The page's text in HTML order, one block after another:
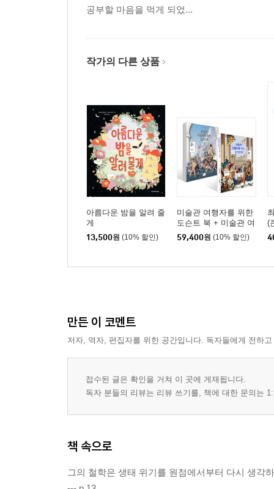
공부할 마음을 먹게 되었...
작가의 다른 상품
아름다운 밤을 알려 줄
게
13,500원 (10% 할인)
미술관 여행자를 위한
도슨트 북 + 미술관 여
행자를 위한 도슨트 북
II 세트
59,400원 (10% 할인)
(
만든 이 코멘트
저자, 역자, 편집자를 위한 공간입니다. 독자들에게 전하
접수된 글은 확인을 거쳐 이 곳에 게재됩니다.
독자 분들의 리뷰는 리뷰 쓰기를, 책에 대한 문의는
책 속으로
그의 철학은 생태 위기를 원점에서부터 다시 생각